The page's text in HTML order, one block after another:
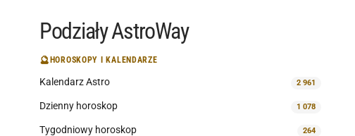
Podziały AstroWay
🔮HOROSKOPY I KALENDARZE
Kalendarz Astro 2 961
Dzienny horoskop 1 078
Tygodniowy horoskop 264